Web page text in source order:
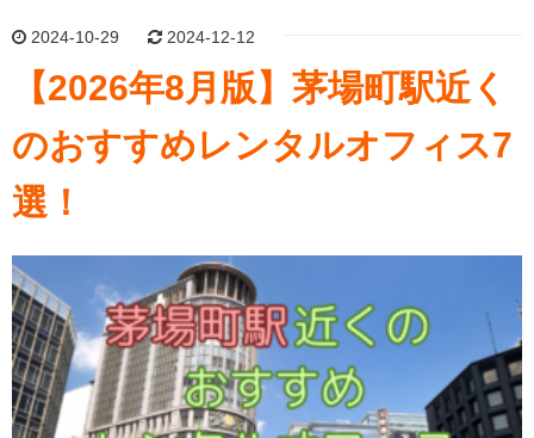
2024-10-29 2024-12-12
【2026年8月版】茅場町駅近く
のおすすめレンタルオフィス7
選！